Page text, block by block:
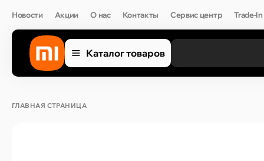
Новости Акции О нас Контакты Сервис центр Trade-In
Каталог товаров
ГЛАВНАЯ СТРАНИЦА